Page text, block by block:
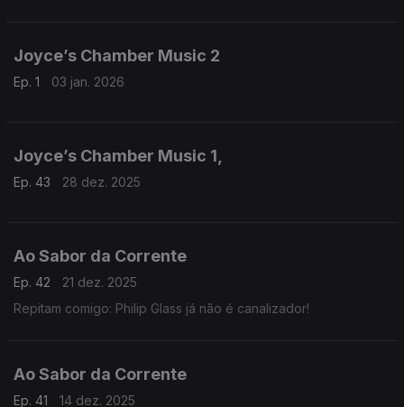
Joyce’s Chamber Music 2
Ep. 1 03 jan. 2026
Joyce’s Chamber Music 1,
Ep. 43 28 dez. 2025
Ao Sabor da Corrente
Ep. 42
21 dez. 2025
Repitam comigo: Philip Glass já não é canalizador!
Ao Sabor da Corrente
Ep. 41
14 dez. 2025